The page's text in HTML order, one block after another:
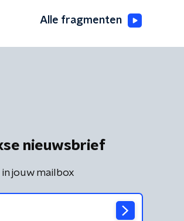
Alle fragmenten
nieuwsbrief
jouw mailbox